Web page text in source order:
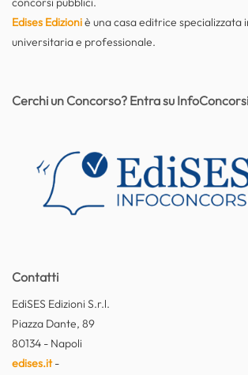
Edises Edizioniè una casa editrice specializzata
universitaria e professionale.
Contatti
EdiSES Edizioni S.r.l.
Piazza Dante, 89
80134 - Napoli
edises.it-
Cerchi un Concorso? Entra su InfoConcorsi